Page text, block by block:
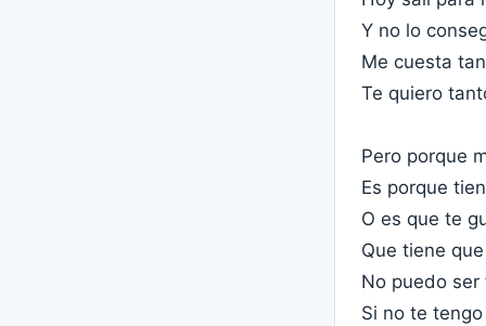
Y no lo
Me cuesta
Te quiero
Pero porque
Es porque
O es que te
Que tiene
No puedo ser
Si no te